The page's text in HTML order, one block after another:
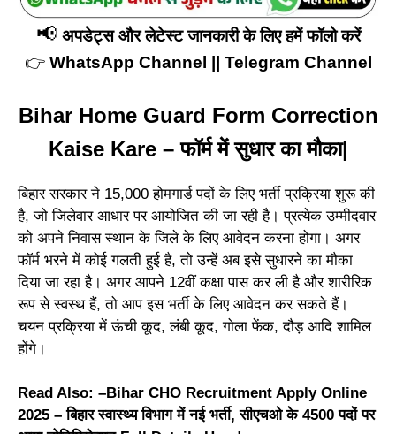
📢 अपडेट्स और लेटेस्ट जानकारी के लिए हमें फॉलो करें
👉 WhatsApp Channel Telegram Channel
Bihar Home Guard Form Correction
Kaise Kare – फॉर्म में सुधार का मौका|
बिहार सरकार ने 15,000 होमगार्ड पदों के लिए भर्ती प्रक्रिया शुरू की
है, जो जिलेवार आधार पर आयोजित की जा रही है। प्रत्येक उम्मीदवार
को अपने निवास स्थान के जिले के लिए आवेदन करना होगा। अगर
फॉर्म भरने में कोई गलती हुई है, तो उन्हें अब इसे सुधारने का मौका
दिया जा रहा है। अगर आपने 12वीं कक्षा पास कर ली है और शारीरिक
रूप से स्वस्थ हैं, तो आप इस भर्ती के लिए आवेदन कर सकते हैं।
चयन प्रक्रिया में ऊंची कूद, लंबी कूद, गोला फेंक, दौड़ आदि शामिल
होंगे।
Read Also: –Bihar CHO Recruitment Apply Online
2025 – बिहार स्वास्थ्य विभाग में नई भर्ती, सीएचओ के 4500 पदों पर